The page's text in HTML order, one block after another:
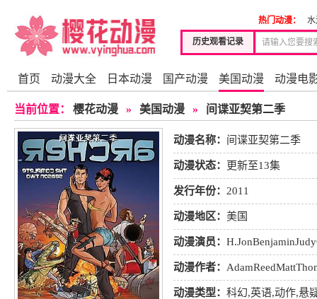
历史观看记录
热门动漫：
首页 动漫大全 日本动漫 国产动漫 美国动漫 动漫电
当前位置： 樱花动漫 » 美国动漫 » 间谍亚契第二季
动漫名称： 间谍亚契第二季
动漫状态： 更新至13集
发行年份： 2011
动漫地区： 美国
动漫演员：
动漫作者：
动漫类型： 科幻,英语,动作,悬